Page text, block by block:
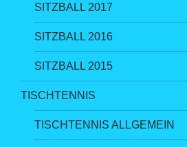
SITZBALL 2017
SITZBALL 2016
SITZBALL 2015
TISCHTENNIS
TISCHTENNIS ALLGEMEIN